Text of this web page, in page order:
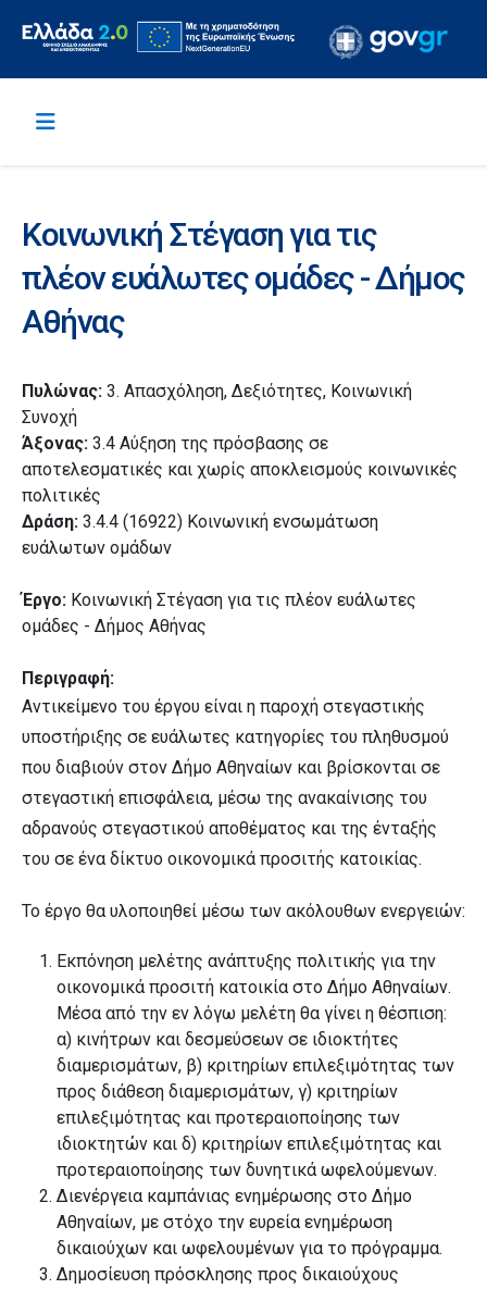
Κοινωνική Στέγαση για τις
πλέον ευάλωτες ομάδες - Δήμος
Αθήνας
Πυλώνας: 3. Απασχόληση, Δεξιότητες, Κοινωνική
Συνοχή
Άξονας: 3.4 Αύξηση της πρόσβασης σε
αποτελεσματικές και χωρίς αποκλεισμούς κοινωνικές
πολιτικές
Δράση: 3.4.4 (16922) Κοινωνική ενσωμάτωση
ευάλωτων ομάδων
Έργο: Κοινωνική Στέγαση για τις πλέον ευάλωτες
ομάδες - Δήμος Αθήνας
Περιγραφή:
Αντικείμενο του έργου είναι η παροχή στεγαστικής
υποστήριξης σε ευάλωτες κατηγορίες του πληθυσμού
που διαβιούν στον Δήμο Αθηναίων και βρίσκονται σε
στεγαστική επισφάλεια, μέσω της ανακαίνισης του
αδρανούς στεγαστικού αποθέματος και της ένταξής
του σε ένα δίκτυο οικονομικά προσιτής κατοικίας.
Το έργο θα υλοποιηθεί μέσω των ακόλουθων ενεργειών:
Εκπόνηση μελέτης ανάπτυξης πολιτικής για την
οικονομικά προσιτή κατοικία στο Δήμο Αθηναίων.
Μέσα από την εν λόγω μελέτη θα γίνει η θέσπιση:
α) κινήτρων και δεσμεύσεων σε ιδιοκτήτες
διαμερισμάτων, β) κριτηρίων επιλεξιμότητας των
προς διάθεση διαμερισμάτων, γ) κριτηρίων
επιλεξιμότητας και προτεραιοποίησης των
ιδιοκτητών και δ) κριτηρίων επιλεξιμότητας και
προτεραιοποίησης των δυνητικά ωφελούμενων.
Διενέργεια καμπάνιας ενημέρωσης στο Δήμο
Αθηναίων, με στόχο την ευρεία ενημέρωση
δικαιούχων και ωφελουμένων για το πρόγραμμα.
Δημοσίευση πρόσκλησης προς δικαιούχους